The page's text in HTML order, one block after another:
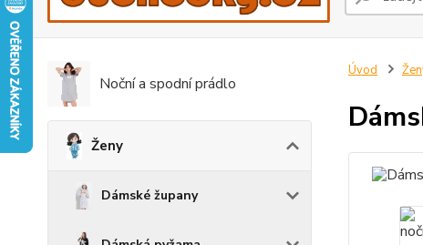
Noční a spodní prádlo
Ženy
Dámské župany
Úvod